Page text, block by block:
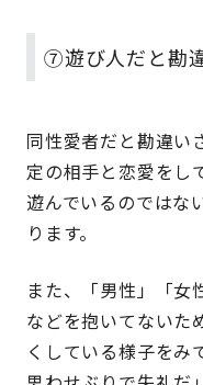
⑦遊び人だと勘
同性愛者だと勘違い
定の相手と恋愛をし
遊んでいるのではな
ります。
また、「男性」「女
などを抱いてないた
くしている様子をみ